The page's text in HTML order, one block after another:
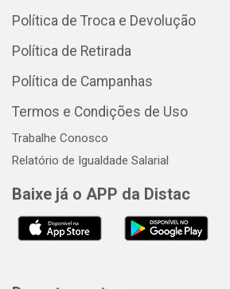
Política de Troca e Devolução
Política de Retirada
Política de Campanhas
Termos e Condições de Uso
Trabalhe Conosco
Relatório de Igualdade Salarial
Baixe já o APP da Distac